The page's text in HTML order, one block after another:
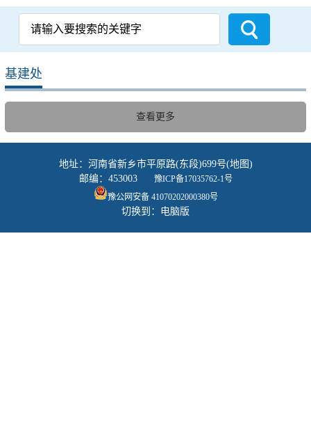
基建处
查看更多
地址：河南省新乡市平原路(东段)699号(地图)
邮编：453003 豫ICP备17035762-1号
豫公网安备 41070202000380号
切换到：电脑版